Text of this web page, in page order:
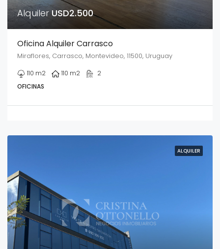
AlquilerUSD2.500
Oficina Alquiler Carrasco
Miraflores, Carrasco, Montevideo, 11500, Uruguay
110 m2 110 m2
2
OFICINAS
ALQUILER